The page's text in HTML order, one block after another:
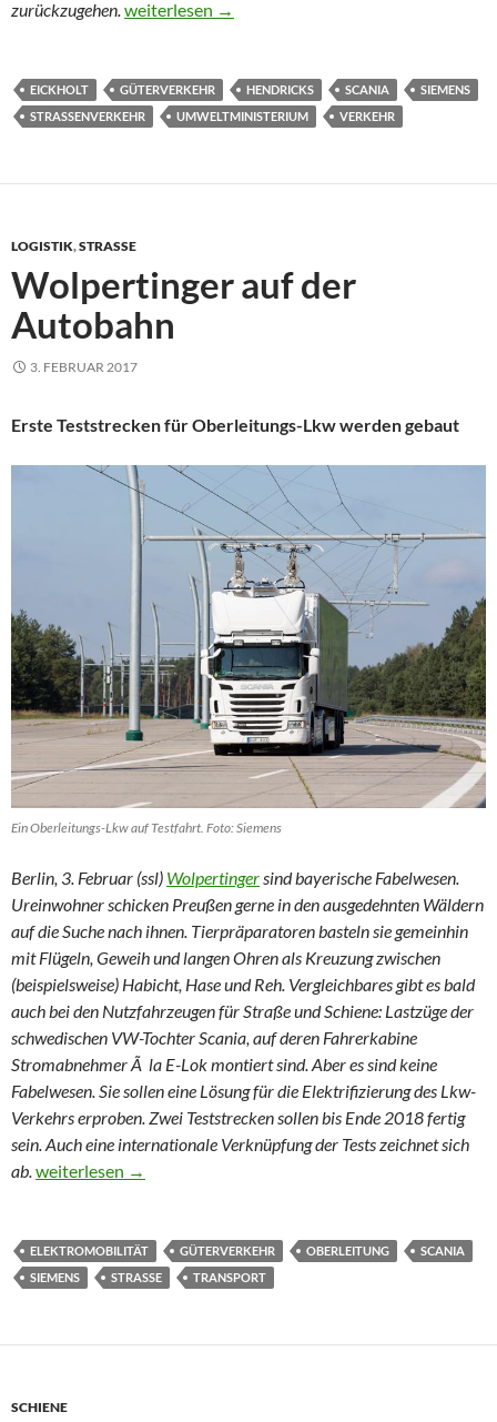
zurückzugehen.Mit der Lkw-Oberleitung zur Verkehrswende
weiterlesen →
EICKHOLT GÜTERVERKEHR HENDRICKS SCANIA
SIEMENS
STRASSENVERKEHR
UMWELTMINISTERIUM VERKEHR
LOGISTIK,STRASSE
Wolpertinger auf der
Autobahn
3. FEBRUAR 2017
Erste Teststrecken für Oberleitungs-Lkw werden gebaut
Ein Oberleitungs-Lkw auf Testfahrt. Foto: Siemens
Berlin, 3. Februar (ssl) Wolpertingersind bayerische Fabelwesen.
Ureinwohner schicken Preußen gerne in den ausgedehnten Wäldern
auf die Suche nach ihnen. Tierpräparatoren basteln sie gemeinhin
mit Flügeln, Geweih und langen Ohren als Kreuzung zwischen
(beispielsweise) Habicht, Hase und Reh. Vergleichbares gibt es bald
auch bei den Nutzfahrzeugen für Straße und Schiene: Lastzüge der
schwedischen VW-Tochter Scania, auf deren Fahrerkabine
Stromabnehmer Ã la E-Lok montiert sind. Aber es sind keine
Fabelwesen. Sie sollen eine Lösung für die Elektrifizierung des Lkw-
Verkehrs erproben. Zwei Teststrecken sollen bis Ende 2018 fertig
sein. Auch eine internationale Verknüpfung der Tests zeichnet sich
ab.Wolpertinger auf der Autobahn
weiterlesen →
ELEKTROMOBILITÄT GÜTERVERKEHR OBERLEITUNG
SCANIA
SIEMENS
STRASSE TRANSPORT
SCHIENE